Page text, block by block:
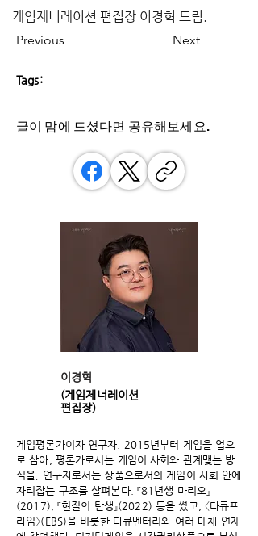
게임제너레이션 편집장 이경혁 드림.
Previous
Next
Tags:
글이 맘에 드셨다면 ​공유해보세요.
이경혁
(게임제너레이션
편집장)
게임평론가이자 연구자. 2015년부터 게임을 업으
로 삼아, 평론가로서는 게임이 사회와 관계맺는 방
식을, 연구자로서는 상품으로서의 게임이 사회 안에
자리잡는 구조를 살펴본다. 『81년생 마리오』
(2017), 『현질의 탄생』(2022) 등을 썼고, 〈다큐프
라임〉(EBS)을 비롯한 다큐멘터리와 여러 매체 연재